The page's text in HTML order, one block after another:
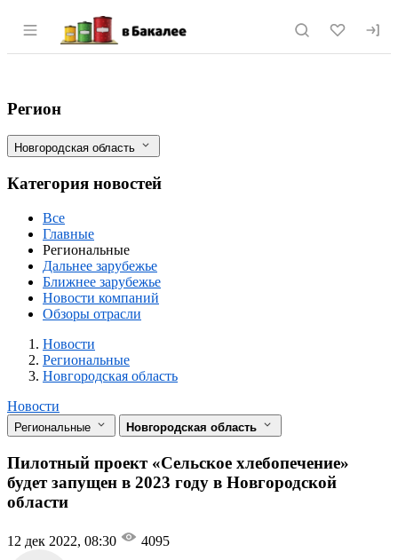
Раздел навигации по сайту vbakalee.ru
Пилотный проект «Сельское
Фильтры
Регион
Новгородская область
Категория новостей
Все
Главные
Региональные
Дальнее зарубежье
Ближнее зарубежье
Новости компаний
Обзоры отрасли
Новости
Разделы
Новости
Региональные
Новгородская область
Новости
Региональные Новгородская область
Пилотный проект «Сельское хлебопечение»
будет запущен в 2023 году в Новгородской
области
12 дек 2022, 08:30 4095